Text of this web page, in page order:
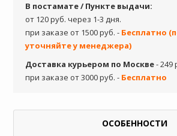
В постамате / Пункте выдачи:
от 120 руб. через 1-3 дня.
при заказе от 1500 руб. - Бесплатно
уточняйте у менеджера)
Доставка курьером по Москве- 249
при заказе от 3000 руб. - Бесплатно
ОСОБЕННОСТИ